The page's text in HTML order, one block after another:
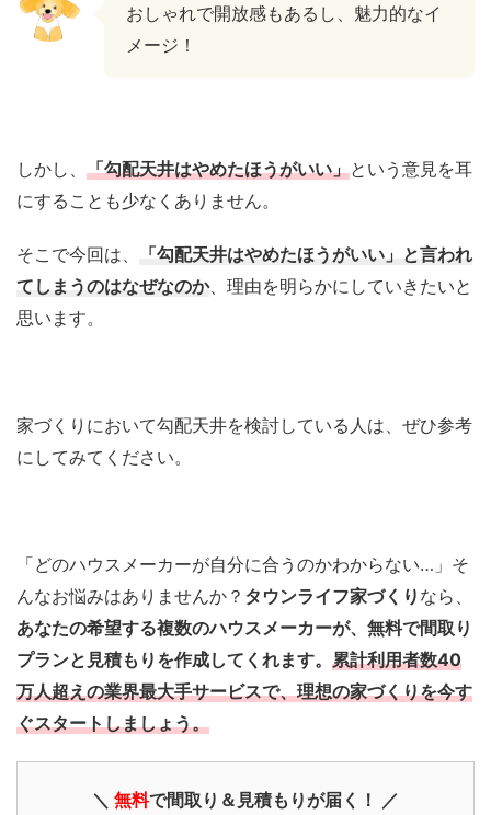
おしゃれで開放感もあるし、魅力的なイ
メージ！
しかし、 「勾配天井はやめたほうがいい」という意見を耳
にすることも少なくありません。
そこで今回は、
「勾配天井はやめたほうがいい」と言われ
てしまうのはなぜなのか、理由を明らかにしていきたいと
思います。
家づくりにおいて勾配天井を検討している人は、ぜひ参考
にしてみてください。
「どのハウスメーカーが自分に合うのかわからない…」そ
んなお悩みはありませんか？ タウンライフ家づくり なら、
あなたの希望する複数のハウスメーカーが、無料で間取り
プランと見積もりを作成してくれます。 累計利用者数40
万人超えの業界最大手サービスで、理想の家づくりを今す
ぐスタートしましょう。
＼ 無料で間取り＆見積もりが届く！ ／